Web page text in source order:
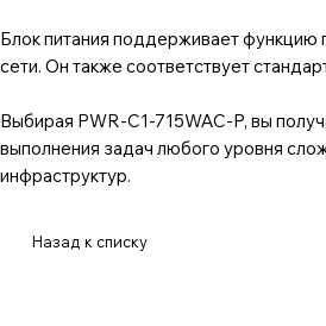
Блок питания поддерживает функцию
сети. Он также соответствует
Выбирая PWR-C1-715WAC-P, вы
выполнения задач любого уровня
инфраструктур.
Назад к списку